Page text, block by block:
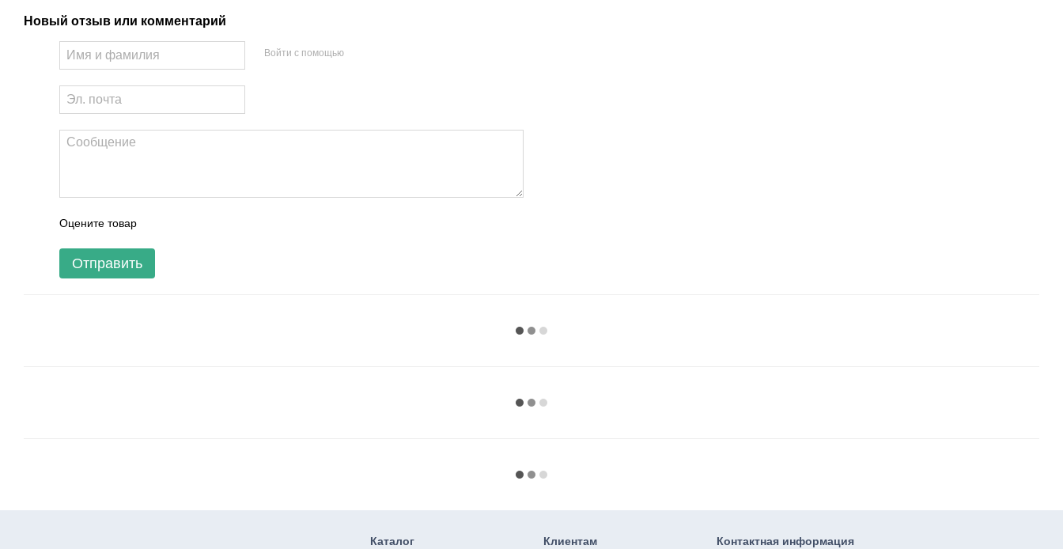
Новый отзыв или комментарий
Войти с помощью
Оцените товар
Отправить
Каталог Клиентам Контактная информация